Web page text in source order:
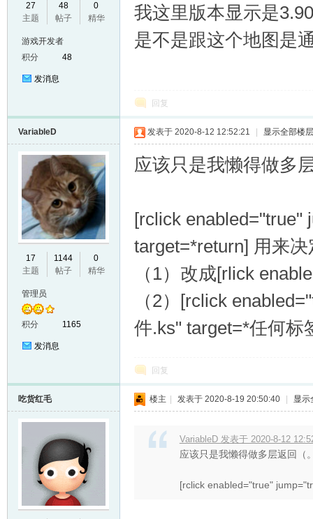
27
主题
48
帖子
0
精华
游戏开发者
积分
48
发消息
我这里版本显示是
是不是跟这个地图是
回复
VariableD
17
主题
1144
帖子
0
精华
管理员
积分 1165
发消息
发表于 2020-8-12 12:52:21 显示全部楼层
应该只是我懒得做多
[rclick enabled="true"
target=*return] 用来
（1）改成[rlick
（2）[rclick
件.ks" target=*任何标
回复
吃货红毛 楼主 发表于 2020-8-19 20:50:40 显示
VariableD 发表于 2020-8-12
应该只是我懒得做多层返回（
[rclick enabled="true"